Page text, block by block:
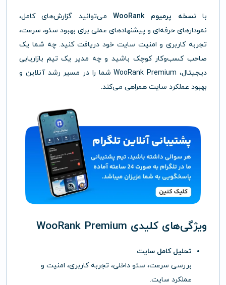
با نسخه پرمیوم WooRank
می‌توانید گزارش‌های کامل،
نمودارهای حرفه‌ای و پیشنهادهای عملی برای بهبود سئو، سرعت،
تجربه کاربری و امنیت سایت خود دریافت کنید. چه شما یک
صاحب کسب‌وکار کوچک باشید و چه مدیر یک تیم بازاریابی
دیجیتال، WooRank Premium شما را در مسیر رشد آنلاین و
بهبود عملکرد سایت همراهی می‌کند.
ویژگی‌های کلیدی WooRank Premium
تحلیل کامل سایت
بررسی سرعت، سئو داخلی، تجربه کاربری، امنیت و
عملکرد سایت.